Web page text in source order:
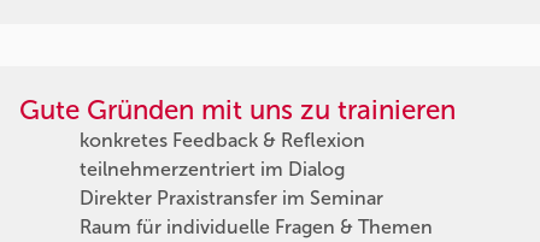
Gute Gründen mit uns zu trainieren
konkretes Feedback & Reflexion
teilnehmerzentriert im Dialog
Direkter Praxistransfer im Seminar
Raum für individuelle Fragen & Themen